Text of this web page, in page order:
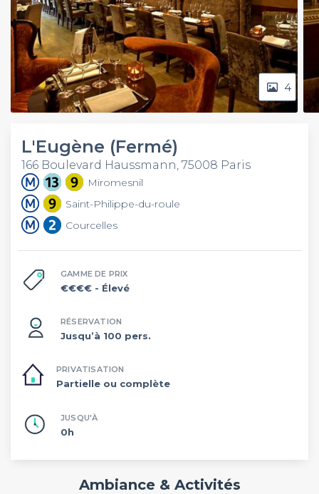
4
L'Eugène (Fermé)
166 Boulevard Haussmann, 75008 Paris
Miromesnil
Saint-Philippe-du-roule
Courcelles
GAMME DE PRIX
€€€€ - Élevé
RÉSERVATION
Jusqu’à 100 pers.
PRIVATISATION
Partielle ou complète
JUSQU'À
0h
Ambiance & Activités